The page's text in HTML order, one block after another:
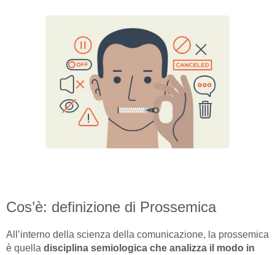
Cos’è: definizione di Prossemica
All’interno della scienza della comunicazione, la prossemica
è quella disciplina semiologica che analizza il modo in